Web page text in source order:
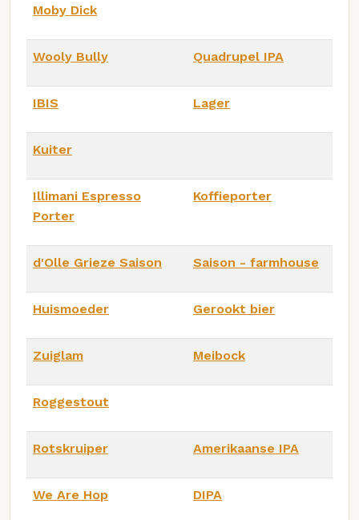
Moby Dick
Wooly Bully Quadrupel IPA
IBIS Lager
Kuiter
Illimani Espresso
Porter
Koffieporter
d'Olle Grieze Saison Saison - farmhouse
Huismoeder Gerookt bier
Zuiglam Meibock
Roggestout
Rotskruiper Amerikaanse IPA
We Are Hop DIPA